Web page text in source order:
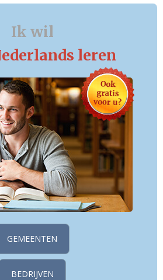
Ik wil
leren
GEMEENTEN
BEDRIJVEN